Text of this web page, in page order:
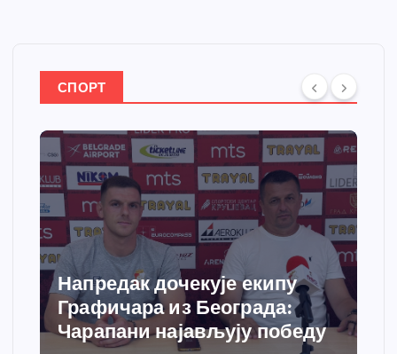
СПОРТ
Спортски центар “Ћићевац”
добија савремени систем
грејања